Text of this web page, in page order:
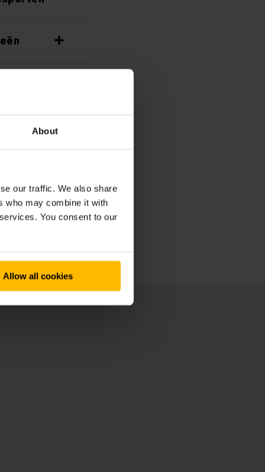
About
our traffic. We also share
who may combine it with
You consent to our
Allow all cookies